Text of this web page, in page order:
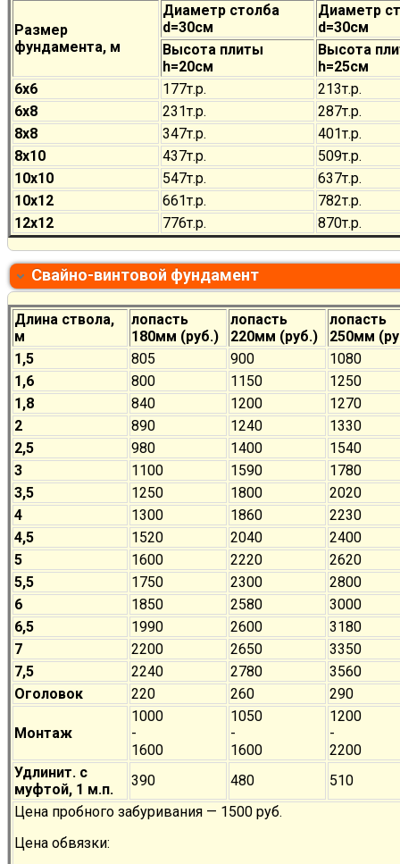
Размер
фундамента, м
Диаметр столба
d=30см
Диаметр
d=30см
Высота плиты
h=20см
Высота
h=25см
6х6
177т.р. 213т.р.
6х8
231т.р. 287т.р.
8х8
347т.р. 401т.р.
8х10
437т.р. 509т.р.
10х10
547т.р. 637т.р.
10х12
661т.р. 782т.р.
12х12
776т.р. 870т.р.
Свайно-винтовой фундамент
Длина ствола,
м
лопасть
180мм (руб.)
лопасть
220мм (руб.)
лопасть
250мм
1,5
805 900
1080
1,6
800 1150
1250
1,8
840 1200
1270
2
890 1240
1330
2,5
980 1400
1540
3
1100 1590
1780
3,5
1250 1800
2020
4
1300 1860
2230
4,5
1520 2040
2400
5
1600 2220
2620
5,5
1750 2300
2800
6
1850 2580
3000
6,5
1990 2600
3180
7
2200 2650
3350
7,5
2240 2780
3560
Оголовок
220 260 290
Монтаж
1000
-
1600
1050
-
1600
1200
-
2200
Удлинит. с
муфтой, 1 м.п.
390 480
510
Цена пробного забуривания — 1500 руб.
Цена обвязки: